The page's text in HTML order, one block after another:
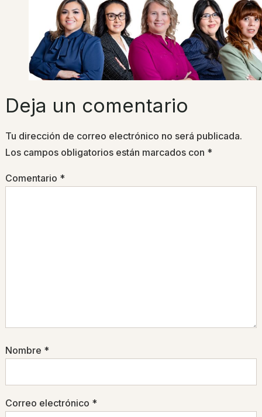
Deja un comentario
Tu dirección de correo electrónico no será publicada.
Los campos obligatorios están marcados con *
Comentario *
Nombre *
Correo electrónico *